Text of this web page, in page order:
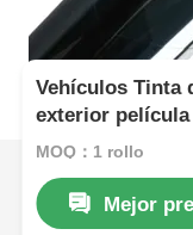
Vehículos Tinta
exterior película
MOQ：1 rollo
Mejor